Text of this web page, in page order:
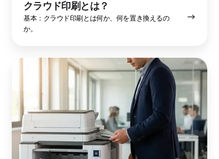
クラウド印刷とは？
基本：クラウド印刷とは何か、何を置き換えるの
か。